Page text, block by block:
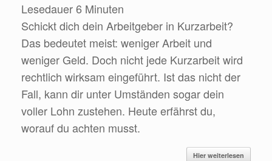
Lesedauer6 Minuten
Schickt dich dein Arbeitgeber in Kurzarbeit?
Das bedeutet meist: weniger Arbeit und
weniger Geld. Doch nicht jede Kurzarbeit wird
rechtlich wirksam eingeführt. Ist das nicht der
Fall, kann dir unter Umständen sogar dein
voller Lohn zustehen. Heute erfährst du,
worauf du achten musst.
Hier weiterlesen